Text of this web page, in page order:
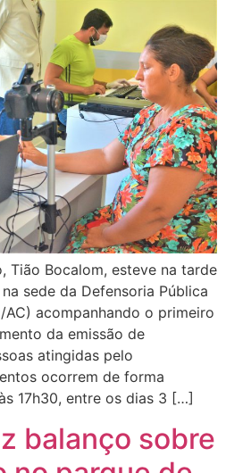
Tião Bocalom, esteve na tarde
sede da Defensoria Pública
acompanhando o primeiro
da emissão de
atingidas pelo
ocorrem de forma
17h30, entre os dias 3 […]
balanço sobre